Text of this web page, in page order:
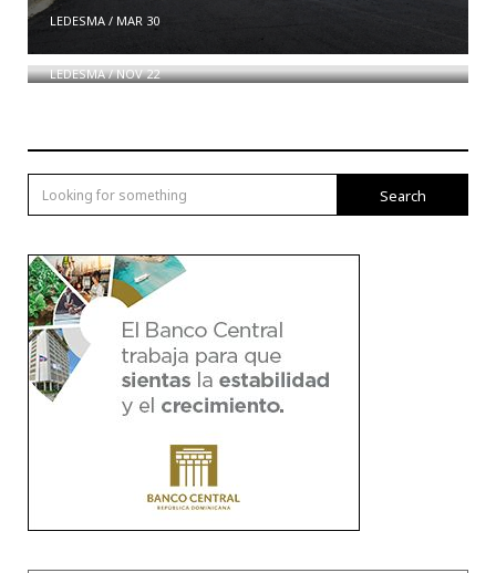
LEDESMA/ MAR 30
Leonel Fernández presenta en Nueva York el libro
“Fuerza del Pueblo: Razón Histórica”
LEDESMA/NOV 22
Search